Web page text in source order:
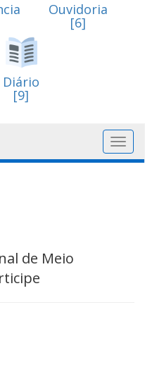
Ouvidoria
[6]
Diário
[9]
de Meio